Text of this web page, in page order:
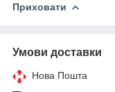
Приховати
Умови доставки
Нова Пошта